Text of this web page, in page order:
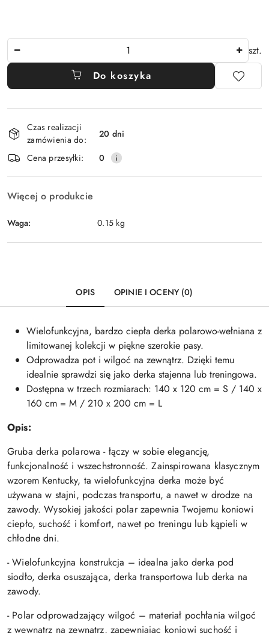
szt.
Do koszyka
i
dostawa
Czas realizacji
zamówienia do:
20 dni
Cena przesyłki:
0
Więcej o produkcie
Waga: 0.15 kg
OPIS OPINIE I OCENY (0)
Wielofunkcyjna, bardzo ciepła derka polarowo-wełniana z
limitowanej kolekcji w piękne szerokie pasy.
Odprowadza pot i wilgoć na zewnątrz. Dzięki temu
idealnie sprawdzi się jako derka stajenna lub treningowa.
Dostępna w trzech rozmiarach: 140 x 120 cm = S / 140 x
160 cm = M / 210 x 200 cm = L
Opis:
Gruba derka polarowa - łączy w sobie elegancję,
funkcjonalność i wszechstronność. Zainspirowana klasycznym
wzorem Kentucky, ta wielofunkcyjna derka może być
używana w stajni, podczas transportu, a nawet w drodze na
zawody. Wysokiej jakości polar zapewnia Twojemu koniowi
ciepło, suchość i komfort, nawet po treningu lub kąpieli w
chłodne dni.
- Wielofunkcyjna konstrukcja – idealna jako derka pod
siodło, derka osuszająca, derka transportowa lub derka na
zawody.
- Polar odprowadzający wilgoć – materiał pochłania wilgoć
z wewnątrz na zewnątrz, zapewniając koniowi suchość i